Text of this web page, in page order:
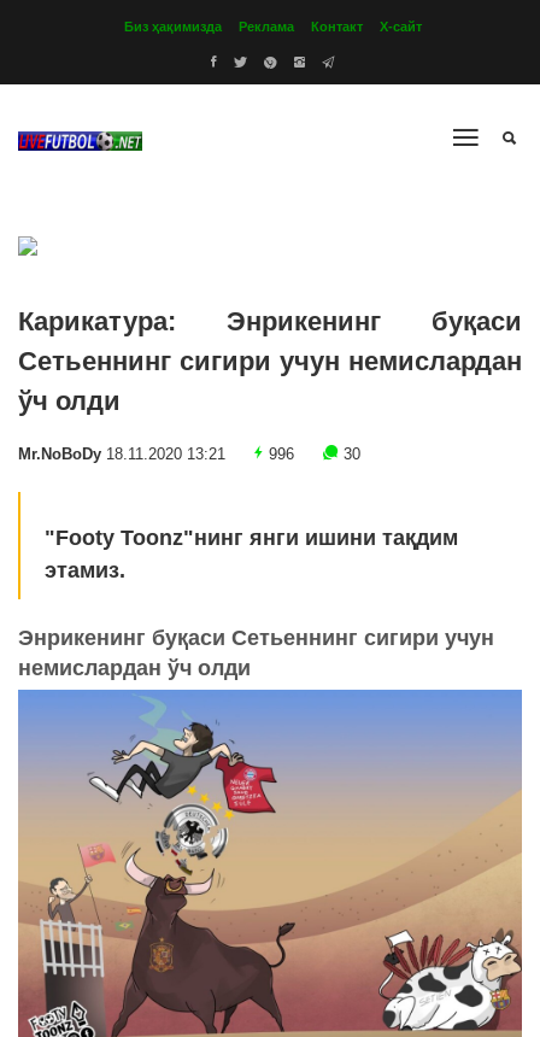
Биз ҳақимизда Реклама Контакт Х-сайт
Карикатура: Энрикенинг буқаси
Сетьеннинг сигири учун немислардан
ўч олди
Mr.NoBoDy 18.11.2020 13:21 996 30
"Footy Toonz"нинг янги ишини тақдим
этамиз.
Энрикенинг буқаси Сетьеннинг сигири учун
немислардан ўч олди